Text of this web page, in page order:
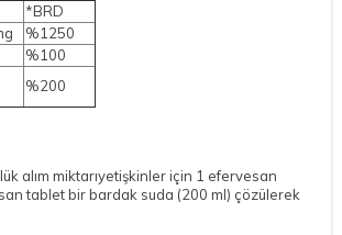
*BRD
%1250
%100
%200
alım miktarıyetişkinler için 1 efervesan
tablet bir bardak suda (200 ml) çözülerek